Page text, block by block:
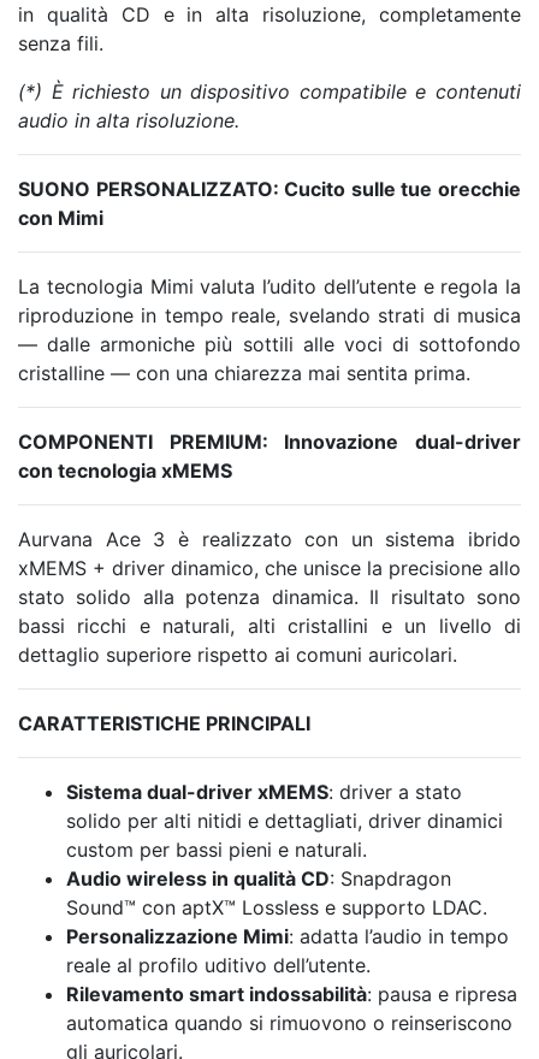
in qualità CD e in alta risoluzione, completamente
senza fili.
(*) È richiesto un dispositivo compatibile e contenuti
audio in alta risoluzione.
SUONO PERSONALIZZATO: Cucito sulle tue orecchie
con Mimi
La tecnologia Mimi valuta l’udito dell’utente e regola la
riproduzione in tempo reale, svelando strati di musica
— dalle armoniche più sottili alle voci di sottofondo
cristalline — con una chiarezza mai sentita prima.
COMPONENTI PREMIUM: Innovazione dual-driver
con tecnologia xMEMS
Aurvana Ace 3 è realizzato con un sistema ibrido
xMEMS + driver dinamico, che unisce la precisione allo
stato solido alla potenza dinamica. Il risultato sono
bassi ricchi e naturali, alti cristallini e un livello di
dettaglio superiore rispetto ai comuni auricolari.
CARATTERISTICHE PRINCIPALI
Sistema dual-driver xMEMS: driver a stato
solido per alti nitidi e dettagliati, driver dinamici
custom per bassi pieni e naturali.
Audio wireless in qualità CD: Snapdragon
Sound™ con aptX™ Lossless e supporto LDAC.
Personalizzazione Mimi: adatta l’audio in tempo
reale al profilo uditivo dell’utente.
Rilevamento smart indossabilità: pausa e ripresa
automatica quando si rimuovono o reinseriscono
gli auricolari.